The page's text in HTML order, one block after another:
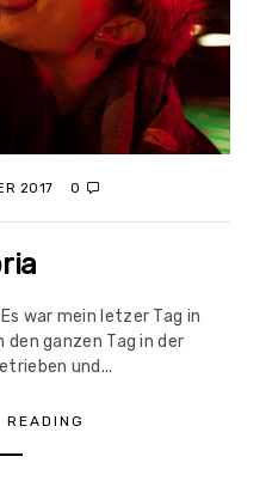
2017 0
war mein letzer Tag in
den ganzen Tag in der
und...
READING